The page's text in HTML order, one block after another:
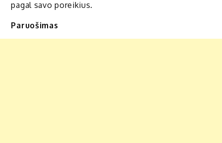
pagal savo poreikius.
Paruošimas